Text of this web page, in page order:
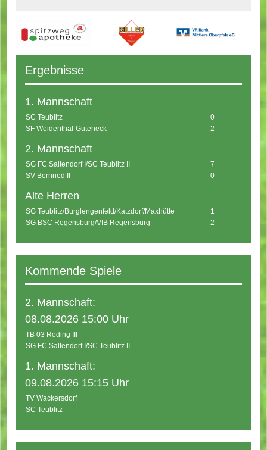
Ergebnisse
1. Mannschaft
SC Teublitz
0
SF Weidenthal-Guteneck
2
2. Mannschaft
SG FC Saltendorf I/SC Teublitz II
7
SV Bernried II
0
Alte Herren
SG Teublitz/Burglengenfeld/Katzdorf/Maxhütte
1
SG BSC Regensburg/VfB Regensburg
2
Kommende Spiele
2. Mannschaft:
08.08.2026 15:00 Uhr
TB 03 Roding III
SG FC Saltendorf I/SC Teublitz II
1. Mannschaft:
09.08.2026 15:15 Uhr
TV Wackersdorf
SC Teublitz